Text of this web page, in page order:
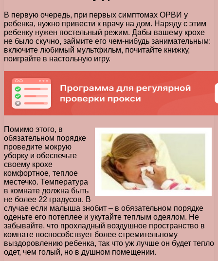
В первую очередь, при первых симптомах ОРВИ у
ребенка, нужно привести к врачу на дом. Наряду с этим
ребенку нужен постельный режим. Дабы вашему крохе
не было скучно, займите его чем-нибудь занимательным:
включите любимый мультфильм, почитайте книжку,
поиграйте в настольную игру.
Помимо этого, в
обязательном порядке
проведите мокрую
уборку и обеспечьте
своему крохе
комфортное, теплое
местечко. Температура
в комнате должна быть
не более 22 градусов. В
случае если малыша знобит – в обязательном порядке
оденьте его потеплее и укутайте теплым одеялом. Не
забывайте, что прохладный воздушное пространство в
комнате поспособствует более стремительному
выздоровлению ребенка, так что уж лучше он будет тепло
одет, чем голый, но в душном помещении.